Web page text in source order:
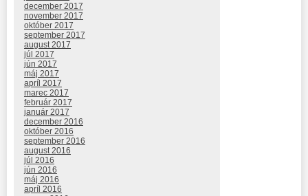
december 2017
november 2017
október 2017
september 2017
august 2017
júl 2017
jún 2017
máj 2017
apríl 2017
marec 2017
február 2017
január 2017
december 2016
október 2016
september 2016
august 2016
júl 2016
jún 2016
máj 2016
apríl 2016